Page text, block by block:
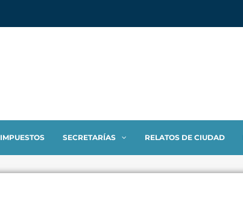
IMPUESTOS SECRETARÍAS RELATOS DE CIUDAD